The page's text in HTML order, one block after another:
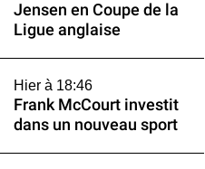
Jensen en Coupe de la
Ligue anglaise
Hier à 18:46
Frank McCourt investit
dans un nouveau sport